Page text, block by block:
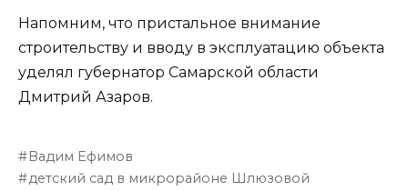
Напомним, что пристальное внимание
строительству и вводу в эксплуатацию объекта
уделял губернатор Самарской области
Дмитрий Азаров.
Вадим Ефимов
детский сад в микрорайоне Шлюзовой